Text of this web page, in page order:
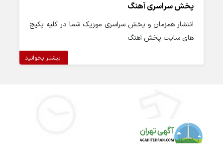
پخش سراسری آهنگ
انتشار همزمان و پخش سراسری موزیک شما در کلیه پکیج
های سایت پخش آهنگ
بیشتر بخوانید